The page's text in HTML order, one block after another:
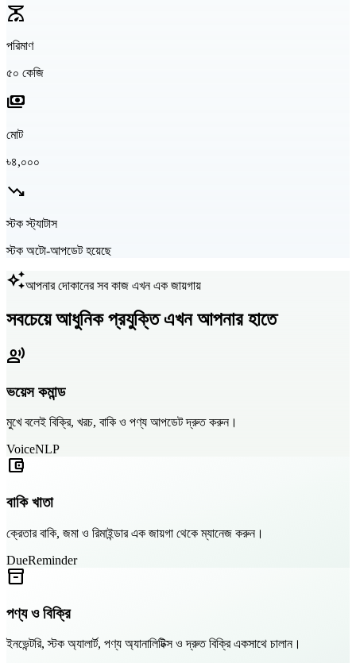
scale
পরিমাণ
৫০ কেজি
payments
মোট
৳৪,০০০
trending_down
স্টক স্ট্যাটাস
স্টক অটো-আপডেট হয়েছে
auto_awesomeআপনার দোকানের সব কাজ এখন এক জায়গায়
সবচেয়ে আধুনিক প্রযুক্তি এখন আপনার হাতে
record_voice_over
ভয়েস কমান্ড
মুখে বলেই বিক্রি, খরচ, বাকি ও পণ্য আপডেট দ্রুত করুন।
VoiceNLP
account_balance_wallet
বাকি খাতা
ক্রেতার বাকি, জমা ও রিমাইন্ডার এক জায়গা থেকে ম্যানেজ করুন।
DueReminder
inventory_2
পণ্য ও বিক্রি
ইনভেন্টরি, স্টক অ্যালার্ট, পণ্য অ্যানালিটিক্স ও দ্রুত বিক্রি একসাথে চালান।